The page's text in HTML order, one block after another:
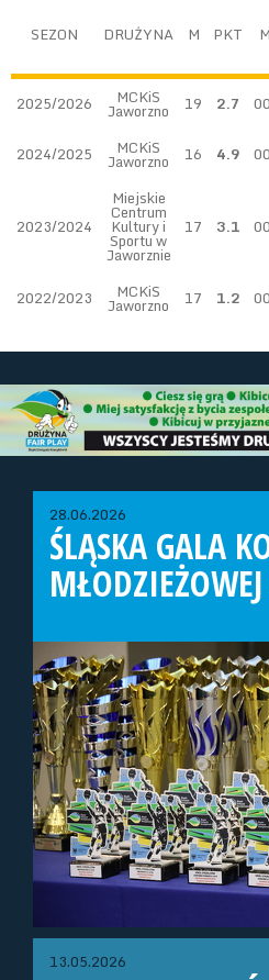
SEZON DRUŻYNA M PKT
2025/2026
MCKiS
Jaworzno 19 2.7
2024/2025 MCKiS
Jaworzno 16 4.9
2023/2024
Miejskie
Centrum
Kultury i
Sportu w
Jaworznie
17 3.1
2022/2023 MCKiS
Jaworzno 17 1.2
28.06.2026
ŚLĄSKA GALA
13.05.2026